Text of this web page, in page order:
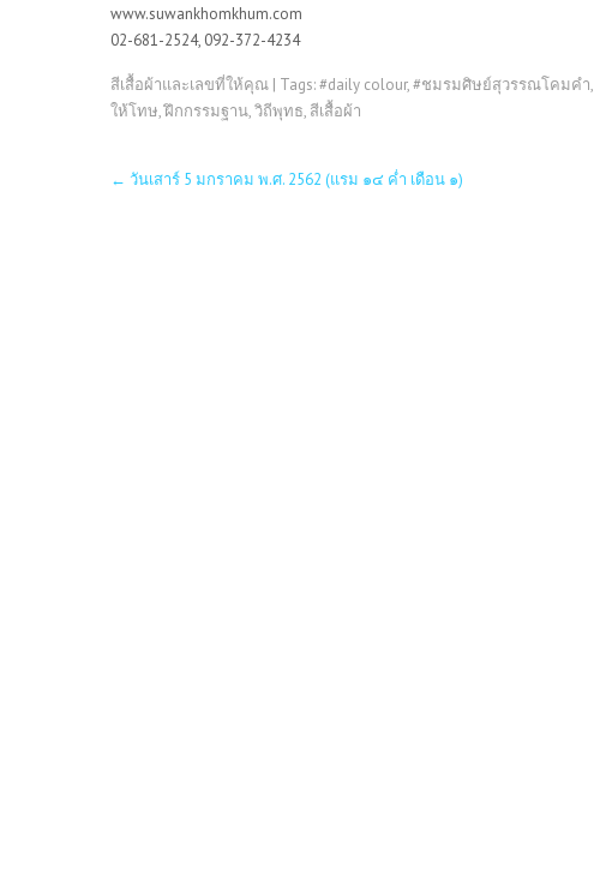
www.suwankhomkhum.com
02-681-2524, 092-372-4234
สีเสื้อผ้าและเลขที่ให้คุณ | Tags:#daily colour,#ชมรมศิษย์สุวรรณโคมคำ,
ให้โทษ,ฝึกกรรมฐาน,วิถีพุทธ, สีเสื้อผ้า
Post
navigation
← วันเสาร์ 5 มกราคม พ.ศ. 2562 (แรม ๑๔ ค่ำ เดือน ๑)